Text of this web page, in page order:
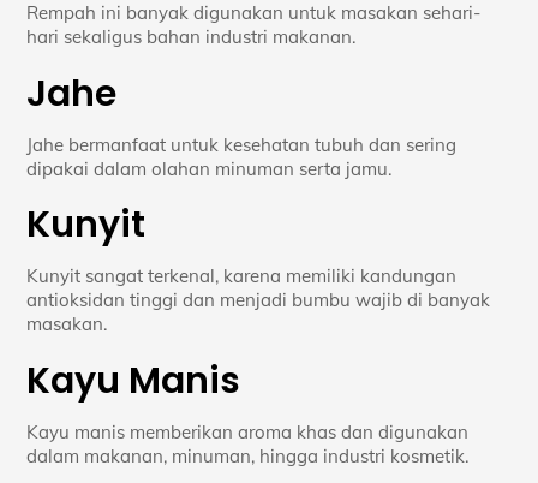
Rempah ini banyak digunakan untuk masakan sehari-
hari sekaligus bahan industri makanan.
Jahe
Jahe bermanfaat untuk kesehatan tubuh dan sering
dipakai dalam olahan minuman serta jamu.
Kunyit
Kunyit sangat terkenal, karena memiliki kandungan
antioksidan tinggi dan menjadi bumbu wajib di banyak
masakan.
Kayu Manis
Kayu manis memberikan aroma khas dan digunakan
dalam makanan, minuman, hingga industri kosmetik.